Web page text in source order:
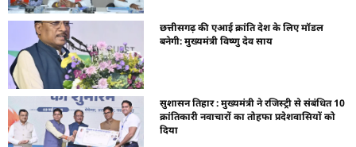
छत्तीसगढ़ की एआई क्रांति देश के लिए मॉडल
बनेगी: मुख्यमंत्री विष्णु देव साय
सुशासन तिहार : मुख्यमंत्री ने रजिस्ट्री से संबंधित 10
क्रांतिकारी नवाचारों का तोहफा प्रदेशवासियों को
दिया